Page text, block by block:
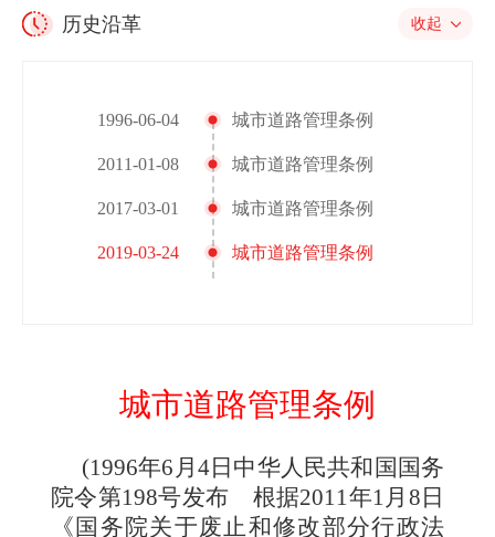
历史沿革 收起
1996-06-04
2011-01-08
2017-03-01
2019-03-24
城市道路管理条例
城市道路管理条例
城市道路管理条例
城市道路管理条例
城市道路管理条例
(1996年6 月 4日中华人民共和国国务
院令第198号发布 根据2011年1月 8 日
《国务院关于废止和修改部分行政法